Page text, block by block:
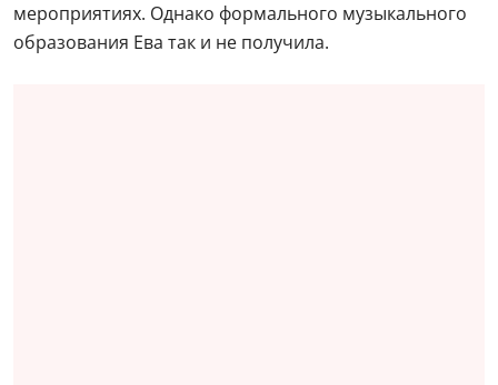
мероприятиях. Однако формального музыкального
образования Ева так и не получила.